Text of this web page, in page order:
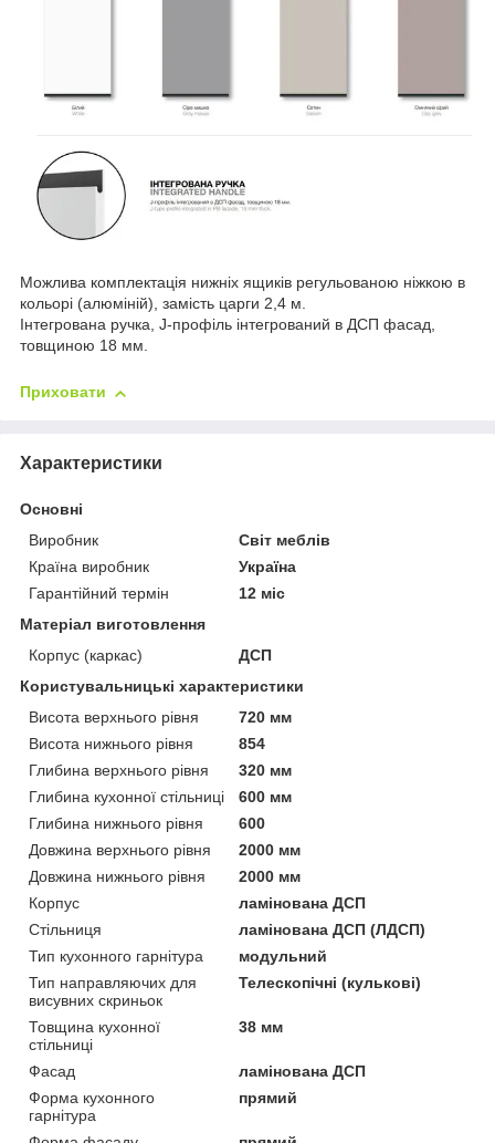
Можлива комплектація нижніх ящиків регульованою ніжкою в
кольорі (алюміній), замість царги 2,4 м.
Інтегрована ручка, J-профіль інтегрований в ДСП фасад,
товщиною 18 мм.
Приховати
Характеристики
Основні
Виробник
Світ меблів
Країна виробник
Україна
Гарантійний термін
12 міс
Матеріал виготовлення
Корпус (каркас)
ДСП
Користувальницькі характеристики
Висота верхнього рівня
720 мм
Висота нижнього рівня
854
Глибина верхнього рівня
320 мм
Глибина кухонної стільниці
600 мм
Глибина нижнього рівня
600
Довжина верхнього рівня
2000 мм
Довжина нижнього рівня
2000 мм
Корпус
ламінована ДСП
Стільниця
ламінована ДСП (ЛДСП)
Тип кухонного гарнітура
модульний
Тип направляючих для
висувних скриньок
Телескопічні (кулькові)
Товщина кухонної
стільниці
38 мм
Фасад
ламінована ДСП
Форма кухонного
гарнітура
прямий